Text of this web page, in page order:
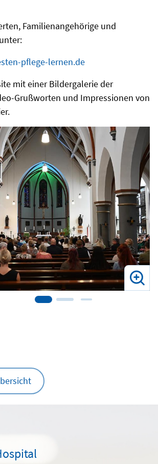
Familienangehörige und
pflege-lernen.de
mit einer Bildergalerie der
Grußworten und Impressionen von